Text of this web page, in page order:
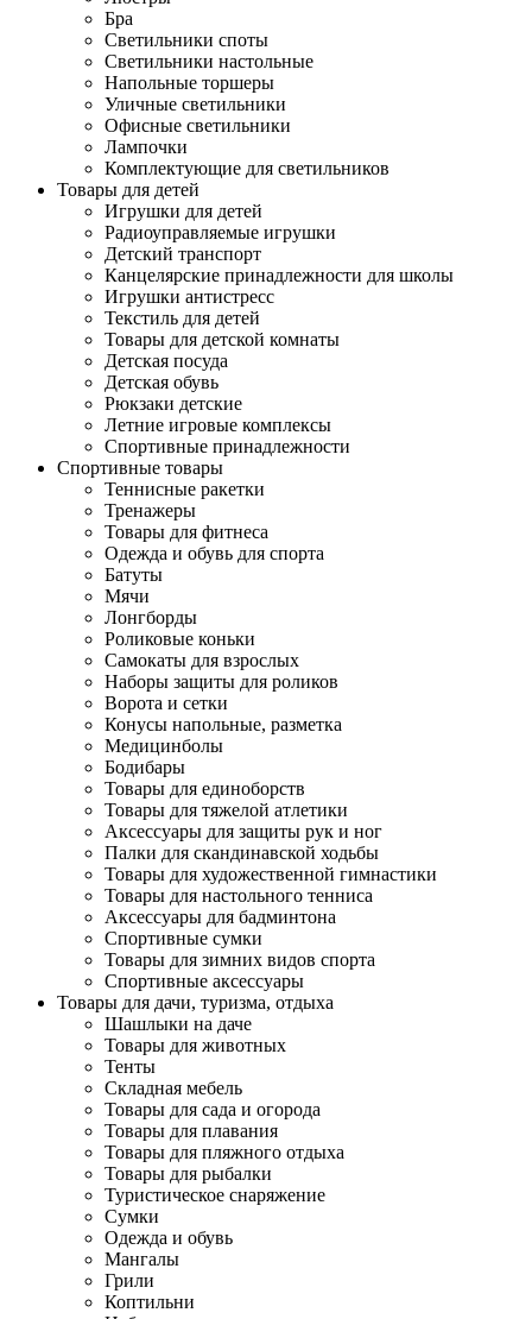
Бра
Светильники споты
Светильники настольные
Напольные торшеры
Уличные светильники
Офисные светильники
Лампочки
Комплектующие для светильников
Товары для детей
Игрушки для детей
Радиоуправляемые игрушки
Детский транспорт
Канцелярские принадлежности для школы
Игрушки антистресс
Текстиль для детей
Товары для детской комнаты
Детская посуда
Детская обувь
Рюкзаки детские
Летние игровые комплексы
Спортивные принадлежности
Спортивные товары
Теннисные ракетки
Тренажеры
Товары для фитнеса
Одежда и обувь для спорта
Батуты
Мячи
Лонгборды
Роликовые коньки
Самокаты для взрослых
Наборы защиты для роликов
Ворота и сетки
Конусы напольные, разметка
Медицинболы
Бодибары
Товары для единоборств
Товары для тяжелой атлетики
Аксессуары для защиты рук и ног
Палки для скандинавской ходьбы
Товары для художественной гимнастики
Товары для настольного тенниса
Аксессуары для бадминтона
Спортивные сумки
Товары для зимних видов спорта
Спортивные аксессуары
Товары для дачи, туризма, отдыха
Шашлыки на даче
Товары для животных
Тенты
Складная мебель
Товары для сада и огорода
Товары для плавания
Товары для пляжного отдыха
Товары для рыбалки
Туристическое снаряжение
Сумки
Одежда и обувь
Мангалы
Грили
Коптильни